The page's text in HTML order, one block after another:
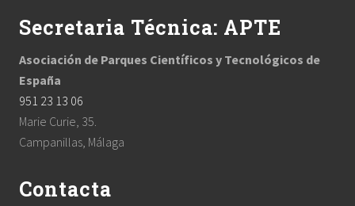
Secretaria Técnica: APTE
Asociación de Parques Científicos y Tecnológicos de
España
951 23 13 06
Marie Curie, 35.
Campanillas, Málaga
Contacta